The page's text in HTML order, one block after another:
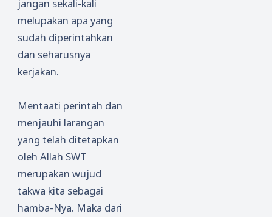
jangan sekali-kali
melupakan apa yang
sudah diperintahkan
dan seharusnya
kerjakan.
Mentaati perintah dan
menjauhi larangan
yang telah ditetapkan
oleh Allah SWT
merupakan wujud
takwa kita sebagai
hamba-Nya. Maka dari